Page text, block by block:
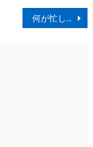
何が忙しいんだか。